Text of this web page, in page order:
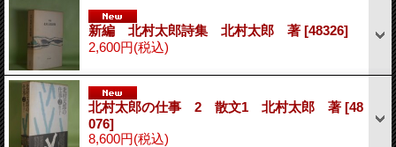
新編 北村太郎詩集 北村太郎 著 [48326]
2,600円(税込)
北村太郎の仕事 2 散文1 北村太郎 著 [48
076]
8,600円(税込)